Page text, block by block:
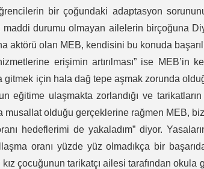
bir çoğundaki adaptasyon
maddi durumu olmayan ailelerin birçoğuna
aktörü olan MEB, kendisini bu konuda
erişimin artırılması” ise MEB’in
gitmek için hala dağ tepe aşmak zorunda
eğitime ulaşmakta zorlandığı ve
musallat olduğu gerçeklerine rağmen MEB,
hedeflerimi de yakaladım” diyor.
oranı yüzde yüz olmadıkça bir
çocuğunun tarikatçı ailesi tarafından okula